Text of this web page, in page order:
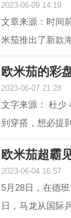
2023-06-09 14:19
文章来源：时间
米茄推出了新款
下简称，海马
时，之前在2017
欧米茄的彩
2023-06-07 21:28
文字来源： 杜少
到穿搭，想必提
道 黑白灰，向来
就如姑娘往往形
欧米茄超霸
2023-06-04 16:57
5月28日，在德
日，马龙从国际